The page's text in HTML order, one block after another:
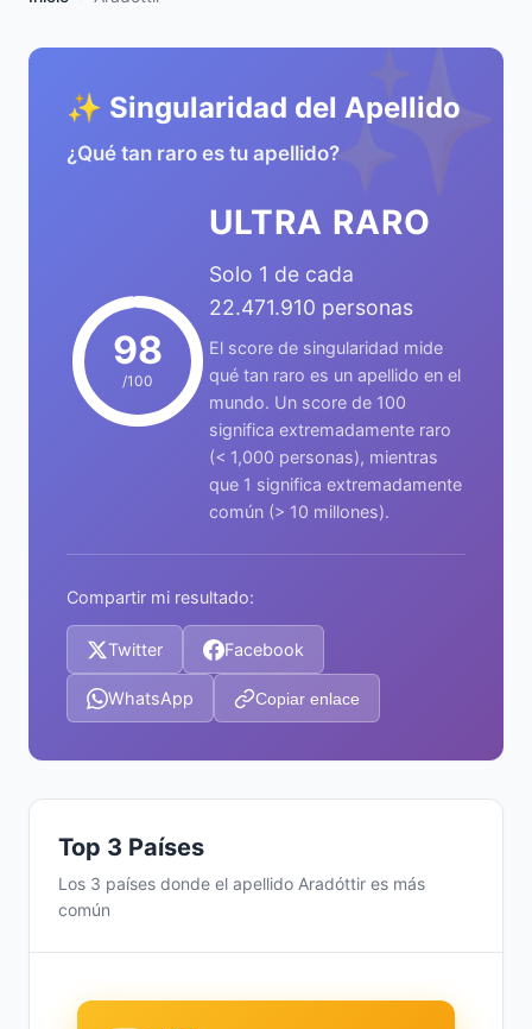
✨
✨ Singularidad del Apellido
¿Qué tan raro es tu apellido?
98
/100
ULTRA RARO
Solo 1 de cada
22.471.910 personas
El score de singularidad mide
qué tan raro es un apellido en el
mundo. Un score de 100
significa extremadamente raro
(< 1,000 personas), mientras
que 1 significa extremadamente
común (> 10 millones).
Compartir mi resultado:
Twitter Facebook
WhatsApp Copiar enlace
Top 3 Países
Los 3 países donde el apellido Aradóttir es más
común